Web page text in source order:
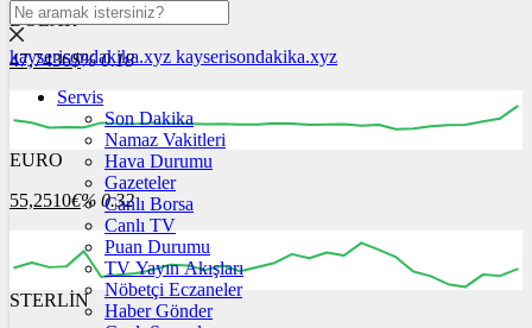
DOLAR
47,7436$% 0.18
16:00 17:00 18:00
EURO
55,2510€% 0.32
16:00 17:00 18:00
STERLİN
kayserisondakika.xyz kayserisondakika.xyz
Servis
Son Dakika
Namaz Vakitleri
Hava Durumu
Gazeteler
Canlı Borsa
Canlı TV
Puan Durumu
TV Yayın Akışları
Nöbetçi Eczaneler
Haber Gönder